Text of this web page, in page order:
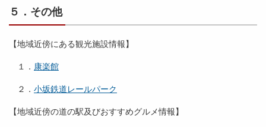
５．その他
【地域近傍にある観光施設情報】
１． 康楽館
２． 小坂鉄道レールパーク
【地域近傍の道の駅及びおすすめグルメ情報】